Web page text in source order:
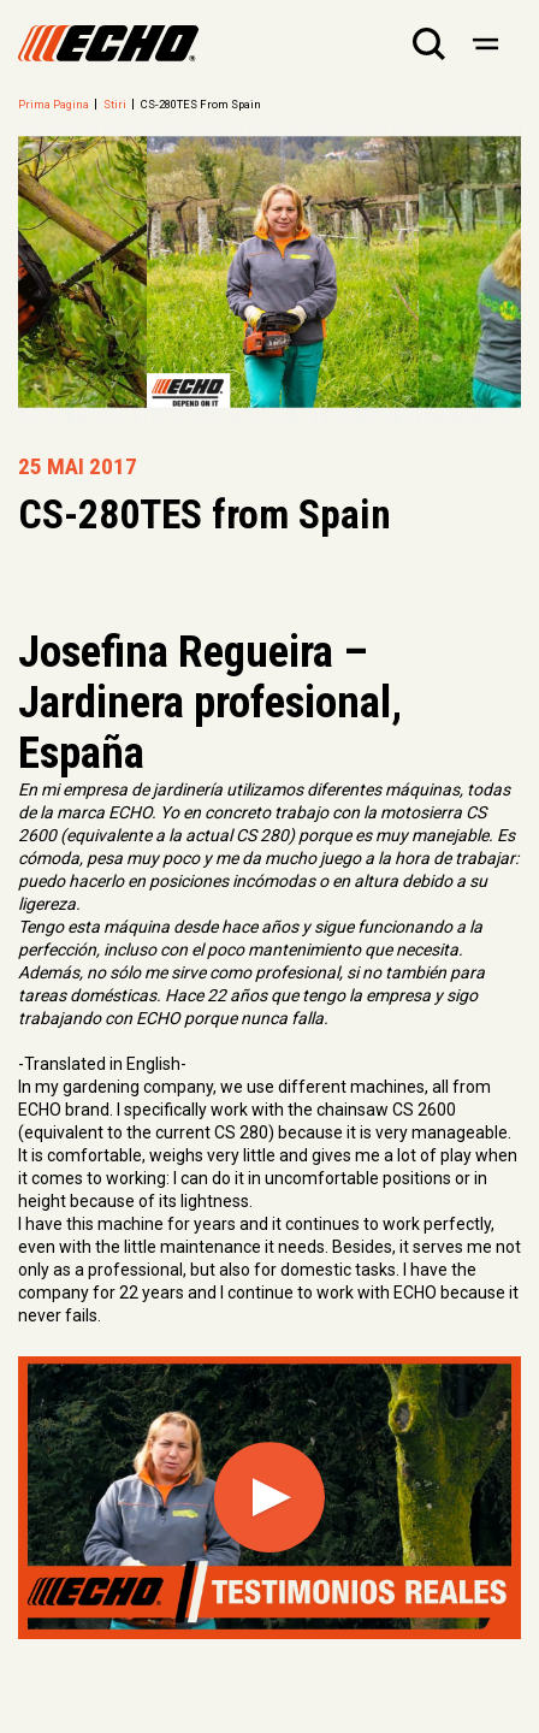
Prima Pagina Stiri CS-280TES From Spain
25 MAI 2017
CS-280TES from Spain
Josefina Regueira –
Jardinera profesional,
España
En mi empresa de jardinería utilizamos diferentes máquinas, todas
de la marca ECHO. Yo en concreto trabajo con la motosierra CS
2600 (equivalente a la actual CS 280) porque es muy manejable. Es
cómoda, pesa muy poco y me da mucho juego a la hora de trabajar:
puedo hacerlo en posiciones incómodas o en altura debido a su
ligereza.
Tengo esta máquina desde hace años y sigue funcionando a la
perfección, incluso con el poco mantenimiento que necesita.
Además, no sólo me sirve como profesional, si no también para
tareas domésticas. Hace 22 años que tengo la empresa y sigo
trabajando con ECHO porque nunca falla.
-Translated in English-
In my gardening company, we use different machines, all from
ECHO brand. I specifically work with the chainsaw CS 2600
(equivalent to the current CS 280) because it is very manageable.
It is comfortable, weighs very little and gives me a lot of play when
it comes to working: I can do it in uncomfortable positions or in
height because of its lightness.
I have this machine for years and it continues to work perfectly,
even with the little maintenance it needs. Besides, it serves me not
only as a professional, but also for domestic tasks. I have the
company for 22 years and I continue to work with ECHO because it
never fails.
Play